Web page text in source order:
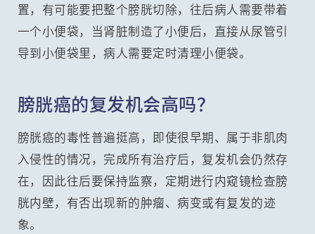
置，有可能要把整个膀胱切除，往后病人需要带着
一个小便袋，当肾脏制造了小便后，直接从尿管引
导到小便袋里，病人需要定时清理小便袋。
膀胱癌的复发机会高吗？
膀胱癌的毒性普遍挺高，即使很早期、属于非肌肉
入侵性的情况，完成所有治疗后，复发机会仍然存
在，因此往后要保持监察，定期进行内窥镜检查膀
胱内壁，有否出现新的肿瘤、病变或有复发的迹
象。